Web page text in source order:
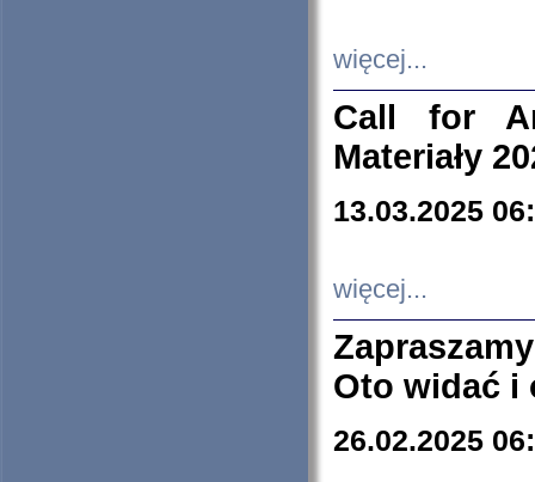
więcej...
Call for
Materiały
13.03.2025
więcej...
Oto widać i
26.02.2025